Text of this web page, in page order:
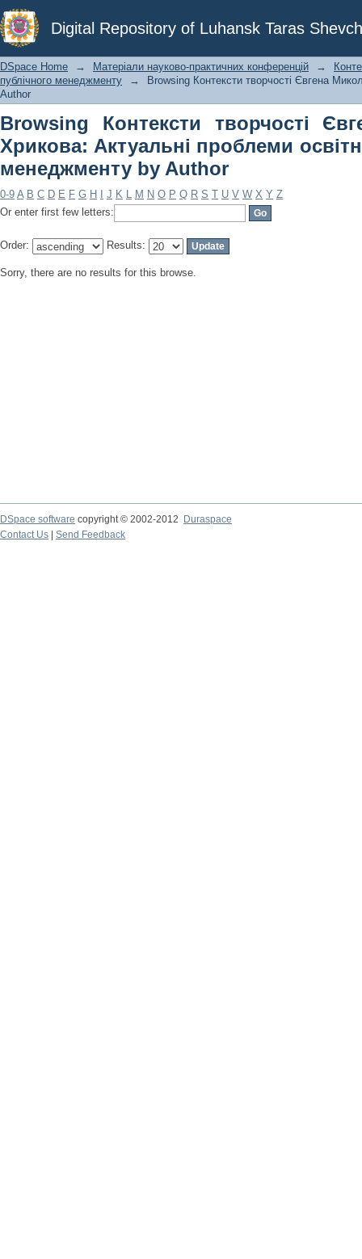
Digital Repository of Luhansk Taras
Browsing Контексти творчості
проблеми освітнього та
DSpace Home → Матеріали науково-практичних конференцій →
публічного менеджменту
→
Browsing Контексти творчості Євгена
Author
Browsing Контексти творчості
Хрикова: Актуальні проблеми
менеджменту by Author
0-9 A B C D E F G H J K L M N O P Q R S T U V W X Y Z
Or enter first few letters:
Order: Results:
Sorry, there are no results for this browse.
DSpace software copyright © 2002-2012
Duraspace
Contact Us
Send Feedback